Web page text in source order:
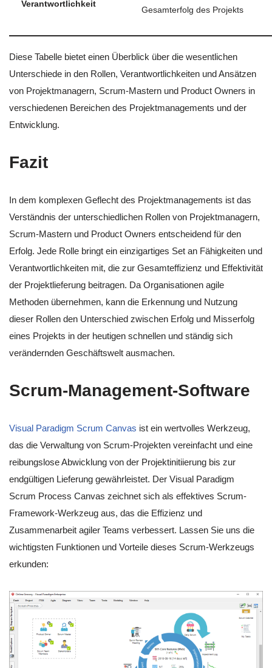
Verantwortlichkeit
Gesamterfolg des Projekts
Diese Tabelle bietet einen Überblick über die wesentlichen
Unterschiede in den Rollen, Verantwortlichkeiten und Ansätzen
von Projektmanagern, Scrum-Mastern und Product Owners in
verschiedenen Bereichen des Projektmanagements und der
Entwicklung.
Fazit
In dem komplexen Geflecht des Projektmanagements ist das
Verständnis der unterschiedlichen Rollen von Projektmanagern,
Scrum-Mastern und Product Owners entscheidend für den
Erfolg. Jede Rolle bringt ein einzigartiges Set an Fähigkeiten und
Verantwortlichkeiten mit, die zur Gesamteffizienz und Effektivität
der Projektlieferung beitragen. Da Organisationen agile
Methoden übernehmen, kann die Erkennung und Nutzung
dieser Rollen den Unterschied zwischen Erfolg und Misserfolg
eines Projekts in der heutigen schnellen und ständig sich
verändernden Geschäftswelt ausmachen.
Scrum-Management-Software
Visual Paradigm Scrum Canvas ist ein wertvolles Werkzeug,
das die Verwaltung von Scrum-Projekten vereinfacht und eine
reibungslose Abwicklung von der Projektinitiierung bis zur
endgültigen Lieferung gewährleistet. Der Visual Paradigm
Scrum Process Canvas zeichnet sich als effektives Scrum-
Framework-Werkzeug aus, das die Effizienz und
Zusammenarbeit agiler Teams verbessert. Lassen Sie uns die
wichtigsten Funktionen und Vorteile dieses Scrum-Werkzeugs
erkunden: